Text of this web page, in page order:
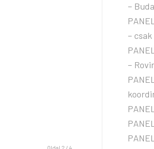
–
–
–